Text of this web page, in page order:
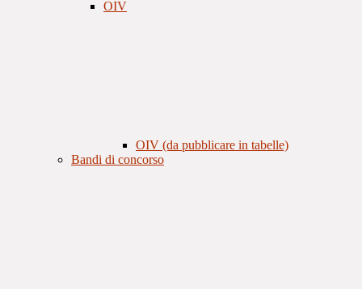
OIV
OIV (da pubblicare in tabelle)
Bandi di concorso